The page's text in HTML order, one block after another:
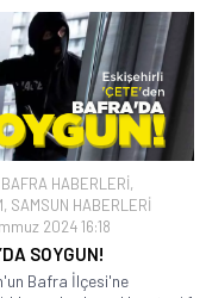
BAFRA HABERLERİ,
, SAMSUN HABERLERİ
2024 16:18
SOYGUN!
Bafra İlçesi'ne